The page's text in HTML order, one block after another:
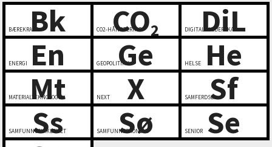
Bk
BÆREKRAFT CO2
CO2-HÅNDTERING DiL
DIGITALT LEDERSKAP
En
ENERGI Ge
GEOPOLITIKK He
HELSE
Mt
MATERIALTEKNOLOGI X
NEXT Sf
SAMFERDSEL
Ss
SAMFUNNSSIKKERHET Sø
SAMFUNNSØKONOMI Se
SENIOR